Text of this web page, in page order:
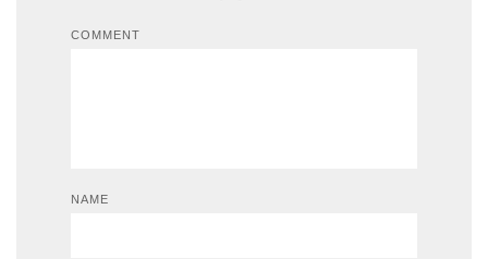
COMMENT
NAME